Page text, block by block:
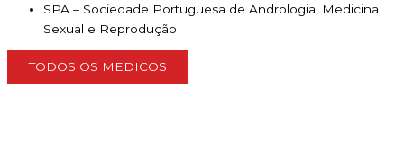
SPA – Sociedade Portuguesa de Andrologia, Medicina
Sexual e Reprodução
TODOS OS MEDICOS